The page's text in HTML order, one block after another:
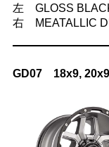
左 GLOSS
右 MEATALLIC
GD07 18x9,